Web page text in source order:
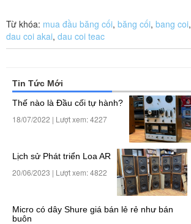
Từ khóa: mua đầu băng cối, băng cối, bang coi,
dau coi akai, dau coi teac
Tin Tức Mới
Thế nào là Đầu cối tự hành?
18/07/2022 | Lượt xem: 4227
Lịch sử Phát triển Loa AR
20/06/2023 | Lượt xem: 4822
Micro có dây Shure giá bán lẻ rẻ như bán
buôn